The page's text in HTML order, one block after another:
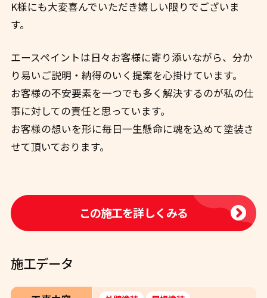
K様にも大変喜んでいただき嬉しい限りでございま
す。
エースペイントは日々お客様に寄り添いながら、分か
り易いご説明・納得のいく提案を心掛けています。
お客様の不安要素を一つでも多く解決するのが私の仕
事に対しての責任と思っています。
お客様の想いを形に毎日一生懸命に魂を込めて塗装さ
せて頂いております。
この施工を詳しくみる
施工データ